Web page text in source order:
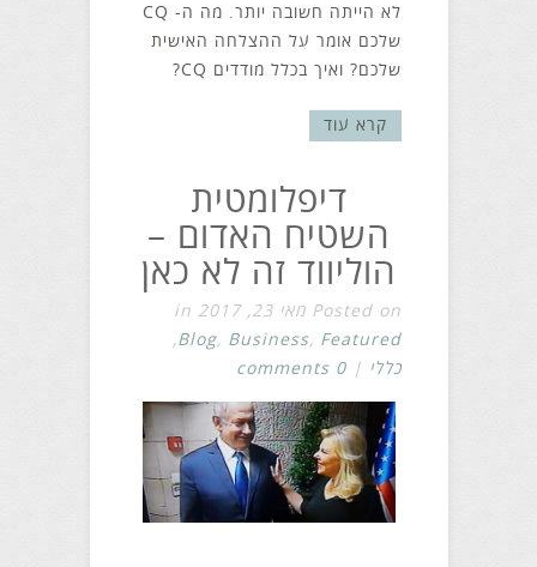
לא הייתה חשובה יותר. מה ה- CQ
שלכם אומר על ההצלחה האישית
שלכם? ואיך בכלל מודדים CQ?
קרא עוד
דיפלומטית
השטיח האדום –
הוליווד זה לא כאן
Posted on מאי 23, 2017 in
Blog, Business, Featured
,
כללי |
0 comments